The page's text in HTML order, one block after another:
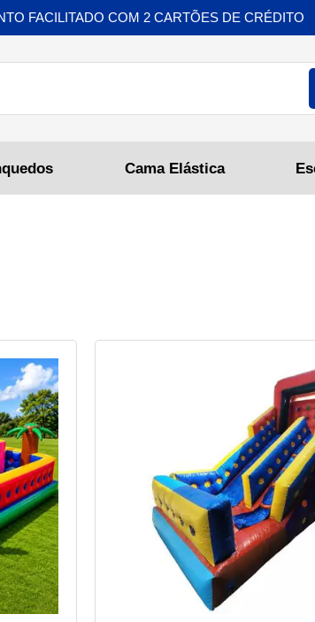
Cama Elástica
FACILITADO COM 2 CARTÕES DE CRÉDITO